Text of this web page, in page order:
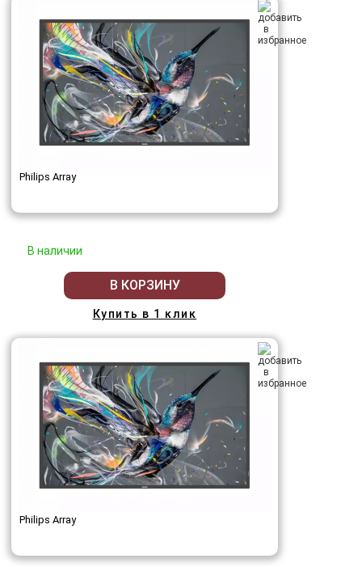
Philips Array
В наличии
В КОРЗИНУ
Купить в 1 клик
Philips Array